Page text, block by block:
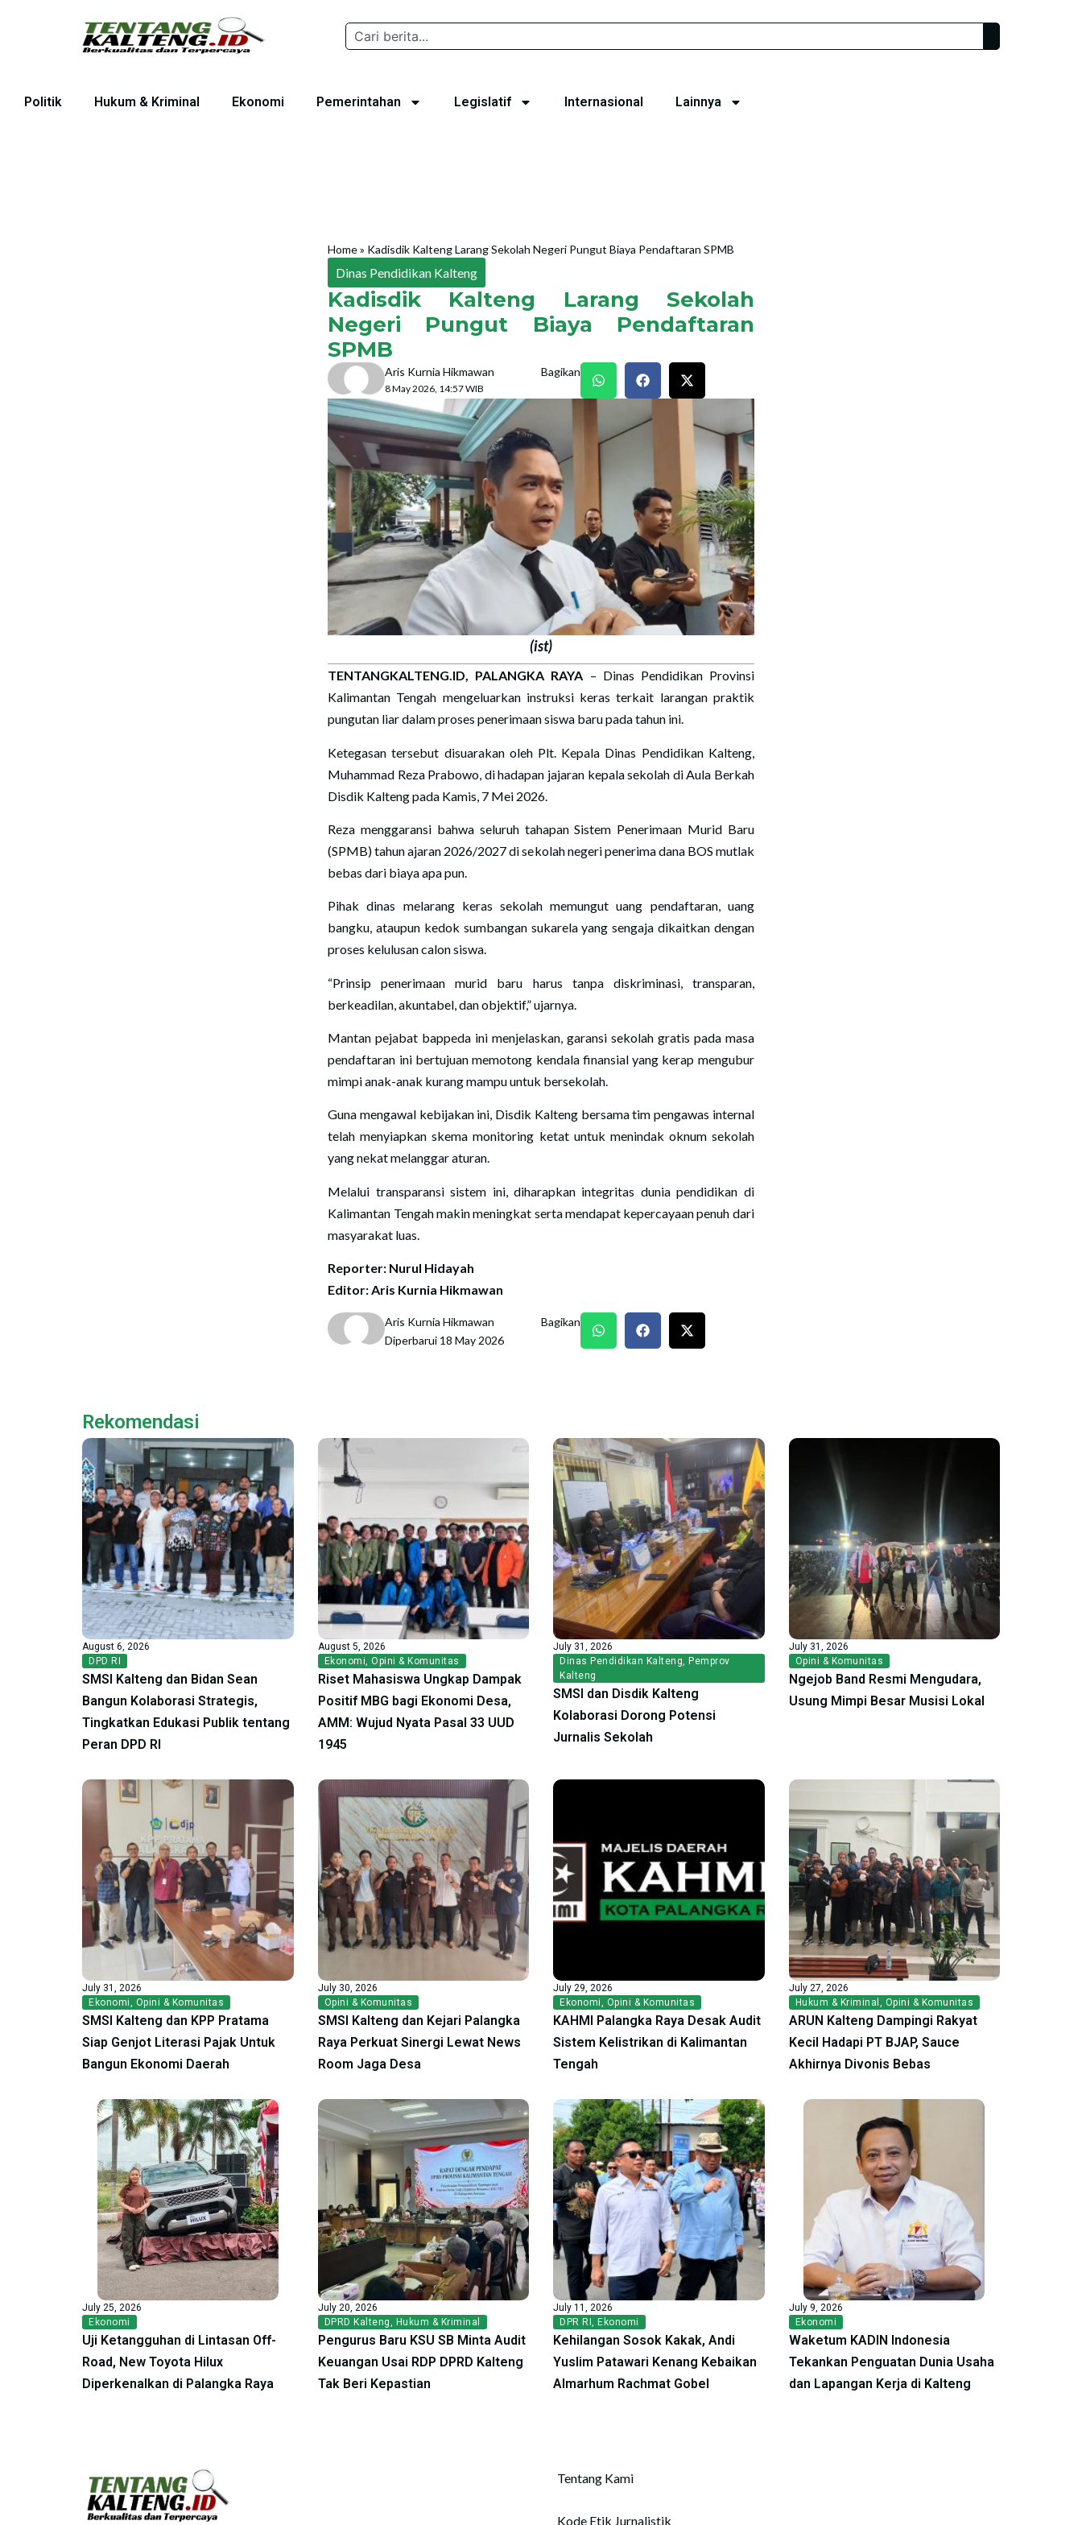
Politik Hukum & Kriminal Ekonomi Pemerintahan Legislatif Internasional Lainnya
Home» Kadisdik Kalteng Larang Sekolah Negeri Pungut Biaya Pendaftaran SPMB
Dinas Pendidikan Kalteng
Kadisdik Kalteng Larang Sekolah
Negeri Pungut Biaya Pendaftaran
SPMB
Aris Kurnia Hikmawan
8 May 2026, 14:57 WIB
Bagikan
(ist)
TENTANGKALTENG.ID, PALANGKA RAYA – Dinas Pendidikan Provinsi
Kalimantan Tengah mengeluarkan instruksi keras terkait larangan praktik
pungutan liar dalam proses penerimaan siswa baru pada tahun ini.
Ketegasan tersebut disuarakan oleh Plt. Kepala Dinas Pendidikan Kalteng,
Muhammad Reza Prabowo, di hadapan jajaran kepala sekolah di Aula Berkah
Disdik Kalteng pada Kamis, 7 Mei 2026.
Reza menggaransi bahwa seluruh tahapan Sistem Penerimaan Murid Baru
(SPMB) tahun ajaran 2026/2027 di sekolah negeri penerima dana BOS mutlak
bebas dari biaya apa pun.
Pihak dinas melarang keras sekolah memungut uang pendaftaran, uang
bangku, ataupun kedok sumbangan sukarela yang sengaja dikaitkan dengan
proses kelulusan calon siswa.
“Prinsip penerimaan murid baru harus tanpa diskriminasi, transparan,
berkeadilan, akuntabel, dan objektif,” ujarnya.
Mantan pejabat bappeda ini menjelaskan, garansi sekolah gratis pada masa
pendaftaran ini bertujuan memotong kendala finansial yang kerap mengubur
mimpi anak-anak kurang mampu untuk bersekolah.
Guna mengawal kebijakan ini, Disdik Kalteng bersama tim pengawas internal
telah menyiapkan skema monitoring ketat untuk menindak oknum sekolah
yang nekat melanggar aturan.
Melalui transparansi sistem ini, diharapkan integritas dunia pendidikan di
Kalimantan Tengah makin meningkat serta mendapat kepercayaan penuh dari
masyarakat luas.
Reporter: Nurul Hidayah
Editor: Aris Kurnia Hikmawan
Aris Kurnia Hikmawan
Diperbarui 18 May 2026
Bagikan
Rekomendasi
August 6, 2026
DPD RI
SMSI Kalteng dan Bidan Sean
Bangun Kolaborasi Strategis,
Tingkatkan Edukasi Publik tentang
Peran DPD RI
August 5, 2026
Ekonomi Opini & Komunitas
Riset Mahasiswa Ungkap Dampak
Positif MBG bagi Ekonomi Desa,
AMM: Wujud Nyata Pasal 33 UUD
1945
July 31, 2026
Dinas Pendidikan Kalteng Pemprov
Kalteng
SMSI dan Disdik Kalteng
Kolaborasi Dorong Potensi
Jurnalis Sekolah
July 31, 2026
Opini & Komunitas
Ngejob Band Resmi Mengudara,
Usung Mimpi Besar Musisi Lokal
July 31, 2026
Ekonomi
Opini & Komunitas
SMSI Kalteng dan KPP Pratama
Siap Genjot Literasi Pajak Untuk
Bangun Ekonomi Daerah
July 30, 2026
Opini & Komunitas
SMSI Kalteng dan Kejari Palangka
Raya Perkuat Sinergi Lewat News
Room Jaga Desa
July 29, 2026
Ekonomi
Opini & Komunitas
KAHMI Palangka Raya Desak Audit
Sistem Kelistrikan di Kalimantan
Tengah
July 27, 2026
Hukum & Kriminal
Opini & Komunitas
ARUN Kalteng Dampingi Rakyat
Kecil Hadapi PT BJAP, Sauce
Akhirnya Divonis Bebas
July 25, 2026
Ekonomi
Uji Ketangguhan di Lintasan Off-
Road, New Toyota Hilux
Diperkenalkan di Palangka Raya
July 20, 2026
DPRD Kalteng
Hukum & Kriminal
Pengurus Baru KSU SB Minta Audit
Keuangan Usai RDP DPRD Kalteng
Tak Beri Kepastian
July 11, 2026
DPR RI Ekonomi
Kehilangan Sosok Kakak, Andi
Yuslim Patawari Kenang Kebaikan
Almarhum Rachmat Gobel
July 9, 2026
Ekonomi
Waketum KADIN Indonesia
Tekankan Penguatan Dunia Usaha
dan Lapangan Kerja di Kalteng
Tentang Kami
Kode Etik Jurnalistik